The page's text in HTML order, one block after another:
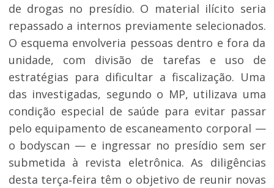
de drogas no presídio. O material ilícito seria
repassado a internos previamente selecionados.
O esquema envolveria pessoas dentro e fora da
unidade, com divisão de tarefas e uso de
estratégias para dificultar a fiscalização. Uma
das investigadas, segundo o MP, utilizava uma
condição especial de saúde para evitar passar
pelo equipamento de escaneamento corporal —
o bodyscan — e ingressar no presídio sem ser
submetida à revista eletrônica. As diligências
desta terça‑feira têm o objetivo de reunir novas